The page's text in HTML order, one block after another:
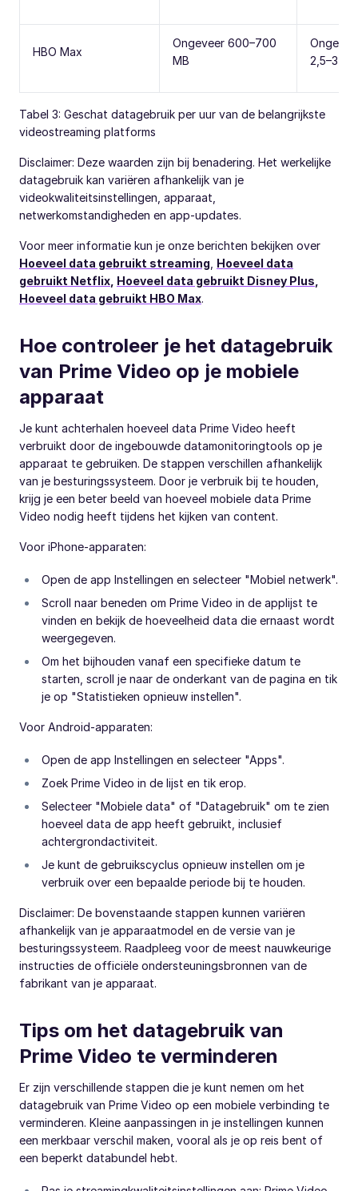
HBO Max
Ongeveer 600–700
MB
2,5–3 GB
Tabel 3: Geschat datagebruik per uur van de belangrijkste
videostreaming platforms
Disclaimer: Deze waarden zijn bij benadering. Het werkelijke
datagebruik kan variëren afhankelijk van je
videokwaliteitsinstellingen, apparaat,
netwerkomstandigheden en app-updates.
Voor meer informatie kun je onze berichten bekijken over
Hoeveel data gebruikt streaming Hoeveel data
gebruikt Netflix Hoeveel data gebruikt Disney Plus
Hoeveel data gebruikt HBO Max.
Hoe controleer je het datagebruik
van Prime Video op je mobiele
apparaat
Je kunt achterhalen hoeveel data Prime Video heeft
verbruikt door de ingebouwde datamonitoringtools op je
apparaat te gebruiken. De stappen verschillen afhankelijk
van je besturingssysteem. Door je verbruik bij te houden,
krijg je een beter beeld van hoeveel mobiele data Prime
Video nodig heeft tijdens het kijken van content.
Voor iPhone-apparaten:
Open de app Instellingen en selecteer "Mobiel netwerk".
Scroll naar beneden om Prime Video in de applijst te
vinden en bekijk de hoeveelheid data die ernaast wordt
weergegeven.
Om het bijhouden vanaf een specifieke datum te
starten, scroll je naar de onderkant van de pagina en tik
je op "Statistieken opnieuw instellen".
Voor Android-apparaten:
Open de app Instellingen en selecteer "Apps".
Zoek Prime Video in de lijst en tik erop.
Selecteer "Mobiele data" of "Datagebruik" om te zien
hoeveel data de app heeft gebruikt, inclusief
achtergrondactiviteit.
Je kunt de gebruikscyclus opnieuw instellen om je
verbruik over een bepaalde periode bij te houden.
Disclaimer: De bovenstaande stappen kunnen variëren
afhankelijk van je apparaatmodel en de versie van je
besturingssysteem. Raadpleeg voor de meest nauwkeurige
instructies de officiële ondersteuningsbronnen van de
fabrikant van je apparaat.
Tips om het datagebruik van
Prime Video te verminderen
Er zijn verschillende stappen die je kunt nemen om het
datagebruik van Prime Video op een mobiele verbinding te
verminderen. Kleine aanpassingen in je instellingen kunnen
een merkbaar verschil maken, vooral als je op reis bent of
een beperkt databundel hebt.